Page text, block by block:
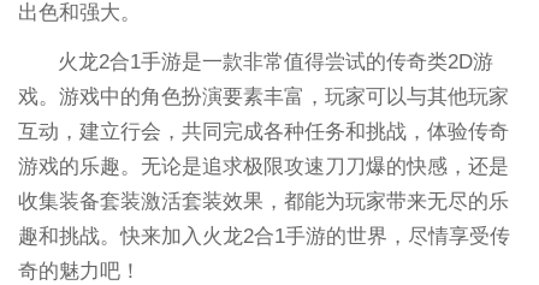
出色和强大。
火龙2合1手游是一款非常值得尝试的传奇类2D游
戏。游戏中的角色扮演要素丰富，玩家可以与其他玩家
互动，建立行会，共同完成各种任务和挑战，体验传奇
游戏的乐趣。无论是追求极限攻速刀刀爆的快感，还是
收集装备套装激活套装效果，都能为玩家带来无尽的乐
趣和挑战。快来加入火龙2合1手游的世界，尽情享受传
奇的魅力吧！